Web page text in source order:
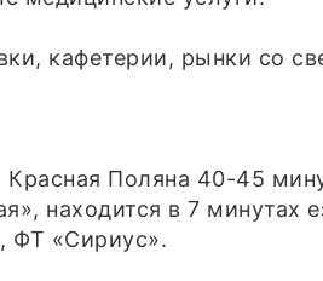
кафетерии, рынки со
Поляна 40-45
находится в 7 минутах
ФТ «Сириус».